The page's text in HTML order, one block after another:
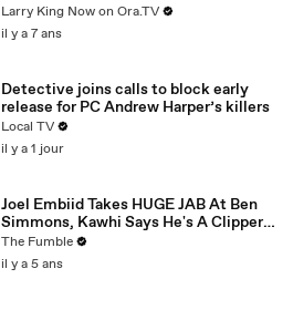
Larry King Now on Ora.TV
il y a 7 ans
Detective joins calls to block early
release for PC Andrew Harper’s killers
Local TV
il y a 1 jour
Joel Embiid Takes HUGE JAB At Ben
Simmons, Kawhi Says He's A Clipper
For Life: NBA Media Day Recap
The Fumble
il y a 5 ans